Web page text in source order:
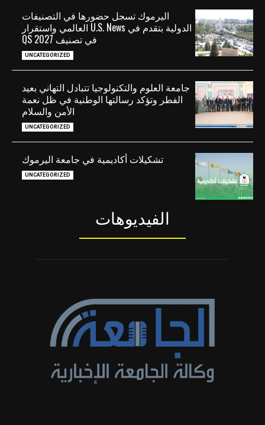
اليرموك تسجل حضورها في التصنيفات
الدولية بتقدم في U.S. News العالمي واستقرار
في تصنيف QS 2027
UNCATEGORIZED
جامعة العلوم والتكنولوجيا تتبادل التهاني بعيد
الفطر وتؤكد رسالتها الوطنية في ظل نعمة
الأمن والسلام
UNCATEGORIZED
تشكيلات أكاديمية في جامعة اليرموك
UNCATEGORIZED
الفيديوهات